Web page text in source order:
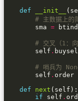
def
__init__
# 主数据上的
        sma
= btind
# 交叉（1：
        self
.
# 哨兵为
        self
. order
def
next
if self .